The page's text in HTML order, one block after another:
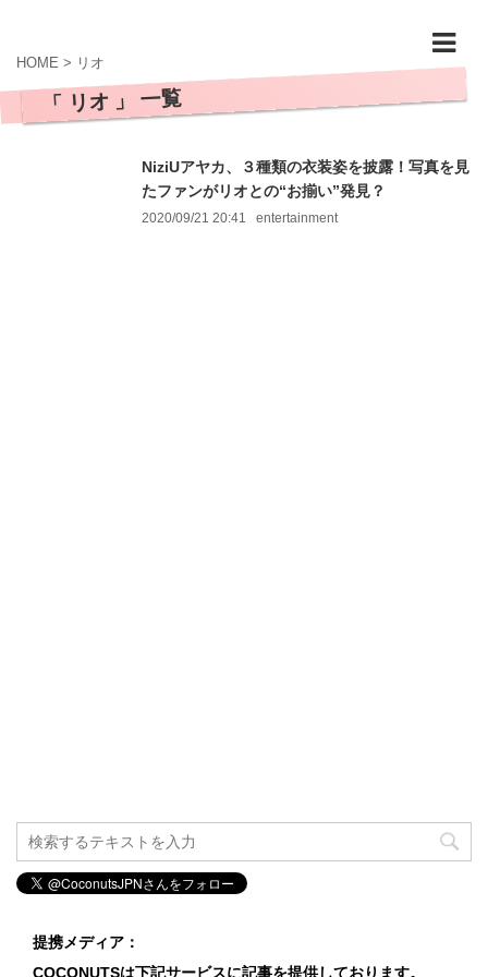
HOME > リオ
「 リオ 」 一覧
NiziUアヤカ、３種類の衣装姿を披露！写真を見
たファンがリオとの“お揃い”発見？
2020/09/21 20:41 entertainment
提携メディア：
COCONUTSは下記サービスに記事を提供しております。